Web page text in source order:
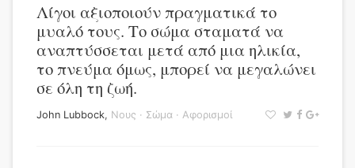
Λίγοι αξιοποιούν πραγματικά το
μυαλό τους. Το σώμα σταματά να
αναπτύσσεται μετά από μια ηλικία,
το πνεύμα όμως, μπορεί να μεγαλώνει
σε όλη τη ζωή.
John Lubbock, Νους · Σώμα · Αφορισμοί